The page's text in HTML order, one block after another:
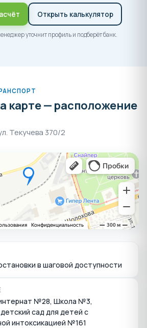
Открыть калькулятор
уточнит профиль и подберёт банк.
карте — расположение
Текучева 370/2
в шаговой доступности
№28, Школа №3,
сад для детей с
интоксикацией №161